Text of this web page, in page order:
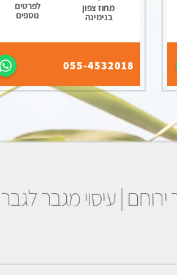
מחוז צפון
בנימינה
לפרטים
נוספים
055-4532018
| עיסוי מגבר לגבר